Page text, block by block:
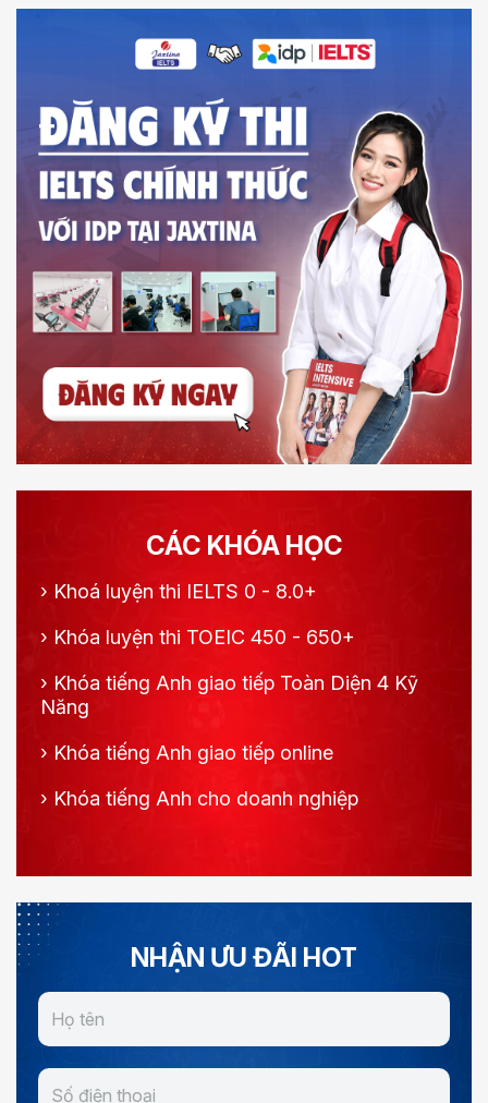
CÁC KHÓA HỌC
› Khoá luyện thi IELTS 0 - 8.0+
› Khóa luyện thi TOEIC 450 - 650+
› Khóa tiếng Anh giao tiếp Toàn Diện 4 Kỹ
Năng
› Khóa tiếng Anh giao tiếp online
› Khóa tiếng Anh cho doanh nghiệp
NHẬN ƯU ĐÃI HOT